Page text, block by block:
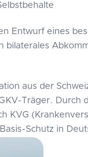
Entwurf eines
bilaterales
aus der
Träger. Durch
KVG
Schutz in